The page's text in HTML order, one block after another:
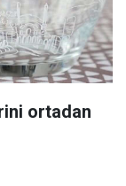
ortadan